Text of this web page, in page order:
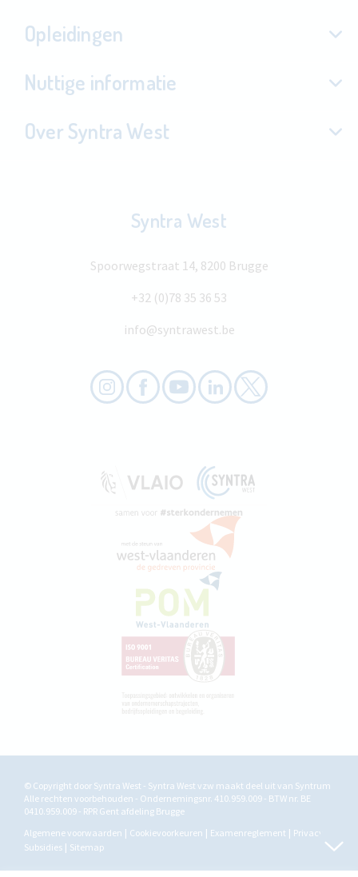
Opleidingen
Nuttige informatie
Over Syntra West
Syntra West
Spoorwegstraat 14, 8200 Brugge
+32 (0)78 35 36 53
info@syntrawest.be
© Copyright door Syntra West - Syntra West vzw maakt deel uit van Syntrum
Alle rechten voorbehouden - Ondernemingsnr. 410.959.009 - BTW nr. BE
0410.959.009 - RPR Gent afdeling Brugge
Algemene voorwaarden
Cookievoorkeuren Examenreglement
Privacy
Subsidies
Sitemap